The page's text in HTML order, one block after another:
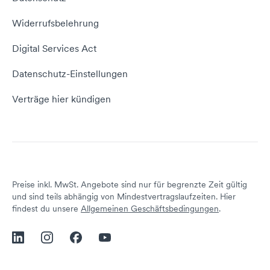
Domain umziehen
E-Mail-Domain
Server Hosting
Kontakt aufnehmen
Empfehlungsprogramm
Domain Reseller
Status dogado.de
Widerrufsbelehrung
Digital Services Act
Datenschutz-Einstellungen
Verträge hier kündigen
Preise inkl. MwSt. Angebote sind nur für begrenzte Zeit gültig
und sind teils abhängig von Mindestvertragslaufzeiten. Hier
findest du unsere Allgemeinen Geschäftsbedingungen.